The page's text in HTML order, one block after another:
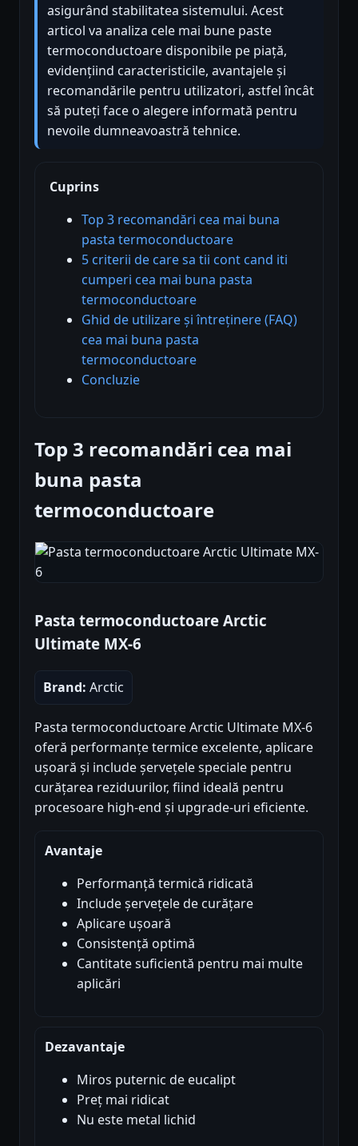
asigurând stabilitatea sistemului. Acest
articol va analiza cele mai bune paste
termoconductoare disponibile pe piață,
evidențiind caracteristicile, avantajele și
recomandările pentru utilizatori, astfel încât
să puteți face o alegere informată pentru
nevoile dumneavoastră tehnice.
Cuprins
Top 3 recomandări cea mai buna
pasta termoconductoare
5 criterii de care sa tii cont cand iti
cumperi cea mai buna pasta
termoconductoare
Ghid de utilizare și întreținere (FAQ)
cea mai buna pasta
termoconductoare
Concluzie
Top 3 recomandări cea mai
buna pasta
termoconductoare
Pasta termoconductoare Arctic
Ultimate MX-6
Brand: Arctic
Pasta termoconductoare Arctic Ultimate MX-6
oferă performanțe termice excelente, aplicare
ușoară și include șervețele speciale pentru
curățarea reziduurilor, fiind ideală pentru
procesoare high-end și upgrade-uri eficiente.
Avantaje
Performanță termică ridicată
Include șervețele de curățare
Aplicare ușoară
Consistență optimă
Cantitate suficientă pentru mai multe
aplicări
Dezavantaje
Miros puternic de eucalipt
Preț mai ridicat
Nu este metal lichid